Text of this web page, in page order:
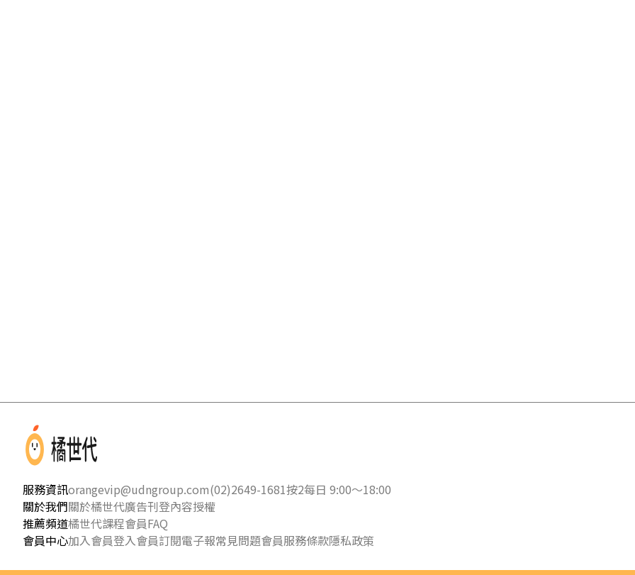
服務資訊orangevip@udngroup.com(02)2649-1681按2每日 9:00～18:00
關於我們關於橘世代廣告刊登內容授權
推薦頻道橘世代課程會員FAQ
會員中心加入會員登入會員訂閱電子報常見問題會員服務條款隱私政策